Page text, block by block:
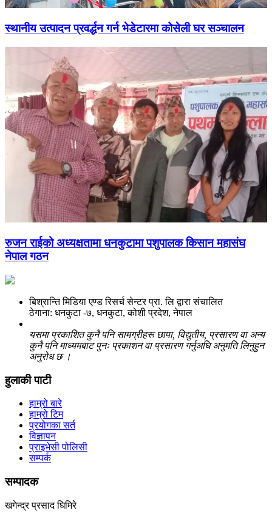
स्थानीय उत्पादन प्रवर्द्धन गर्न भेडेटारमा कोसेली घर सञ्चालन
रुजन राईको अध्यक्षतामा धनकुटामा पशुपालक किसान महासंघ
नेपाल गठन
बिश्रान्ति मिडिया एण्ड रिसर्च सेन्टर प्रा. लि द्वारा संचालित
ठेगाना: धनकुटा -७, धनकुटा, कोशी प्रदेश, नेपाल
यसमा प्रकाशित कुनै पनि सामग्रीहरू छापा, विद्युतीय, प्रसारण वा अन्य
कुनै पनि माध्यमबाट पुनः प्रकाशन वा प्रसारण गर्नुअघि अनुमति लिनुहुन
अनुरोध छ ।
हुलाकी पाटी
हाम्रो बारे
हाम्रो टिम
प्रयोगका सर्त
विज्ञापन
प्राइभेसी पोलिसी
सम्पर्क
सम्पादक
खगेन्द्र प्रसाद घिमिरे